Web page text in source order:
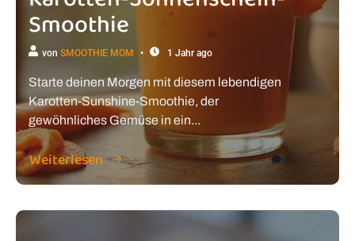
Smoothie
vonSMOOTHIE MOM 1 Jahr ago
Starte deinen Morgen mit diesem lebendigen
Karotten-Sunshine-Smoothie, der
gewöhnliches Gemüse in ein...
Weiterlesen 0